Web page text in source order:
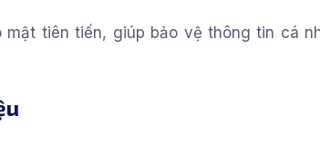
tiên tiến, giúp bảo vệ thông tin cá